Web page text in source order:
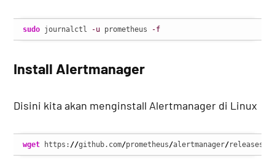
sudo journalctl -u prometheus -f
Install Alertmanager
Disini kita akan menginstall Alertmanager di Linux
wget https: //github.com/prometheus/alertmanager/releases